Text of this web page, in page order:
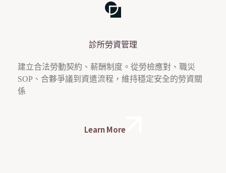
診所勞資管理
建立合法勞動契約、薪酬制度。從勞檢應對、職災
SOP、合夥爭議到資遣流程，維持穩定安全的勞資關
係
Learn More